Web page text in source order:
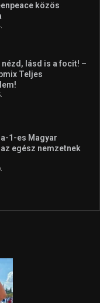
közös
nézd, lásd is a focit! –
Teljes
1-es Magyar
egész nemzetnek